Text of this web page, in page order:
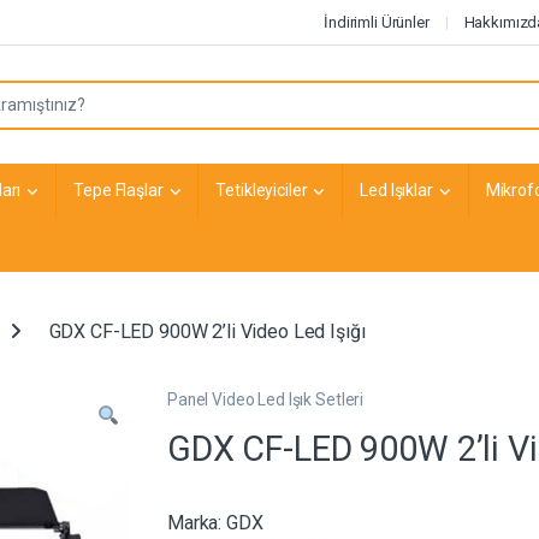
İndirimli Ürünler
Tepe Flaşlar Tetikleyiciler Led Işıklar
GDX CF-LED 900W 2’li Video Led Işığı
Panel Video Led Işık Setleri
GDX CF-LED 900W 2’li
Marka: GDX